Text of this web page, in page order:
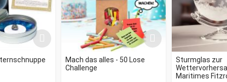
Mach das alles - 50 Lose
Challenge
Sturmglas zur
Maritimes